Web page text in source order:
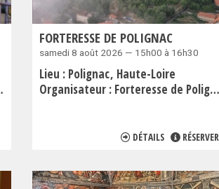
FORTERESSE DE POLIGNAC
samedi 8 août 2026 — 15h00 à 16h30
Lieu : Polignac Haute-Loire
Organisateur : Forteresse de Polignac
DÉTAILS RÉSERVER